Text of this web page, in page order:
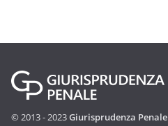
© 2013 - 2023Giurisprudenza Penale